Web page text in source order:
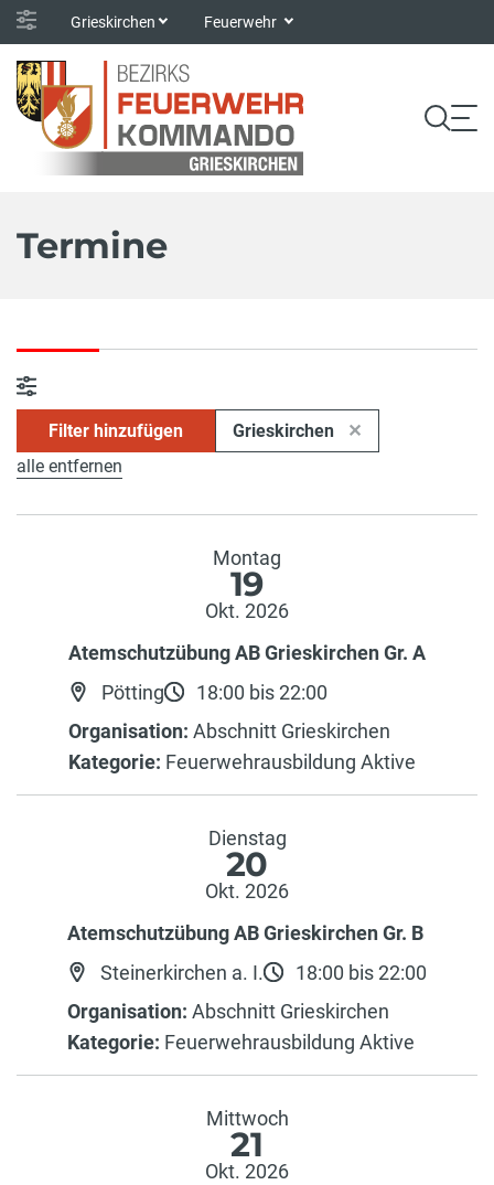
Grieskirchen Feuerwehr
Termine
Filter hinzufügen
Grieskirchen
alle entfernen
Montag
19
Okt. 2026
Atemschutzübung AB Grieskirchen Gr. A
Pötting
18:00 bis 22:00
Organisation: Abschnitt Grieskirchen
Kategorie: Feuerwehrausbildung Aktive
Dienstag
20
Okt. 2026
Atemschutzübung AB Grieskirchen Gr. B
Steinerkirchen a. I.
18:00 bis 22:00
Organisation: Abschnitt Grieskirchen
Kategorie: Feuerwehrausbildung Aktive
Mittwoch
21
Okt. 2026